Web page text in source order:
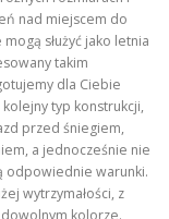
nad miejscem do
służyć jako letnia
takim
dla Ciebie
typ konstrukcji,
przed śniegiem,
a jednocześnie nie
odpowiednie warunki.
wytrzymałości, z